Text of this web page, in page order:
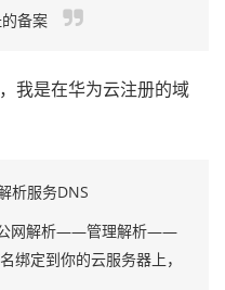
备案
是在华为云注册的域
析服务DNS
网解析——管理解析——
绑定到你的云服务器上，